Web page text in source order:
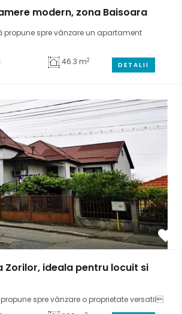
modern, zona Baisoara
vă propune spre vânzare un apartament
46.3 m2
DETALII
Zorilor, ideala pentru locuit si
spre vânzare o proprietate versatil